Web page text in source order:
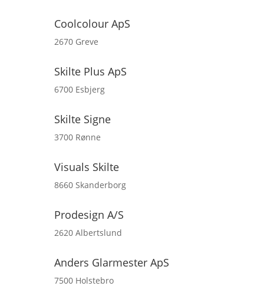
Coolcolour ApS
2670 Greve
Skilte Plus ApS
6700 Esbjerg
Skilte Signe
3700 Rønne
Visuals Skilte
8660 Skanderborg
Prodesign A/S
2620 Albertslund
Anders Glarmester ApS
7500 Holstebro